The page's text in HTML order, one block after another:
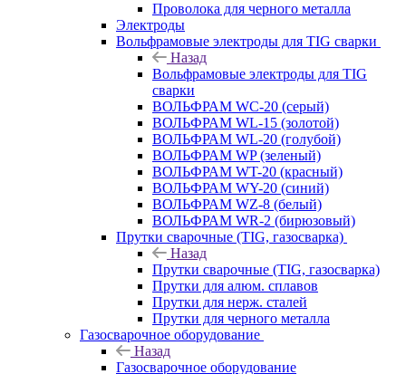
Проволока для черного металла
Электроды
Вольфрамовые электроды для TIG сварки
Назад
Вольфрамовые электроды для TIG
сварки
ВОЛЬФРАМ WC-20 (серый)
ВОЛЬФРАМ WL-15 (золотой)
ВОЛЬФРАМ WL-20 (голубой)
ВОЛЬФРАМ WP (зеленый)
ВОЛЬФРАМ WT-20 (красный)
ВОЛЬФРАМ WY-20 (синий)
ВОЛЬФРАМ WZ-8 (белый)
ВОЛЬФРАМ WR-2 (бирюзовый)
Прутки сварочные (TIG, газосварка)
Назад
Прутки сварочные (TIG, газосварка)
Прутки для алюм. сплавов
Прутки для нерж. сталей
Прутки для черного металла
Газосварочное оборудование
Назад
Газосварочное оборудование